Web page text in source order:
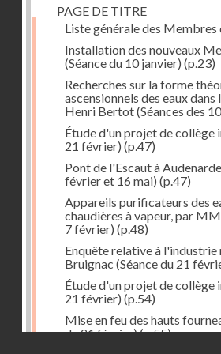
PAGE DE TITRE
Liste générale des Membres
Installation des nouveaux
(Séance du 10 janvier) (p.23)
Recherches sur la forme
ascensionnels des eaux
Henri Bertot (Séances des
Étude d'un projet de collège
21 février) (p.47)
Pont de l'Escaut à
février et 16 mai) (p.47)
Appareils purificateurs des
chaudières à vapeur, par
7 février) (p.48)
Enquête relative à
Bruignac (Séance du 21
Étude d'un projet de collège
21 février) (p.54)
Mise en feu des hauts
du 21 février)(p.55)